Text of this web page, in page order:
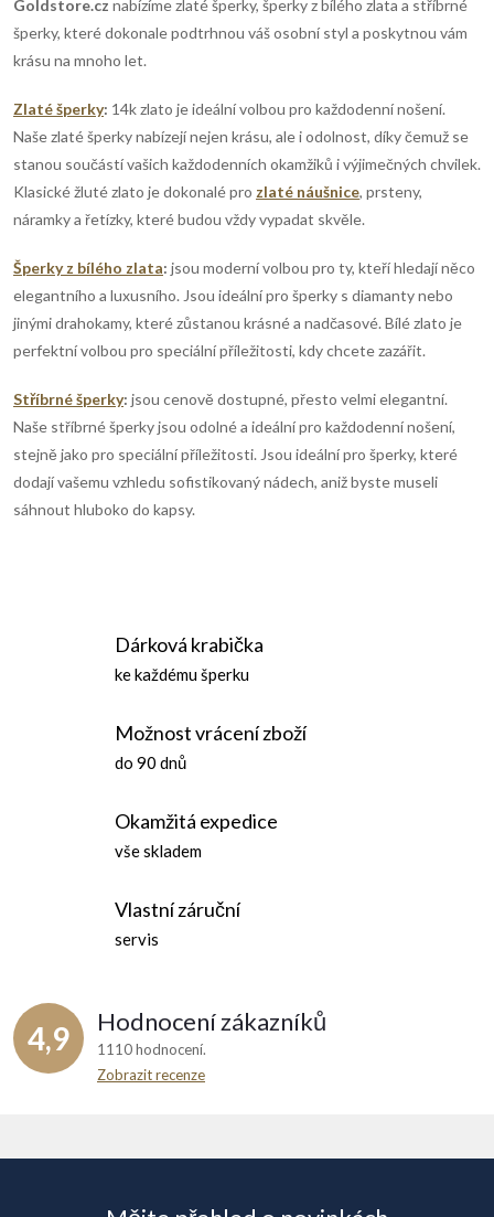
c
í
p
r
v
k
y
v
p
i
s
k
o
v
á
n
í
Goldstore.cz nabízíme zlaté šperky, šperky z bílého zlata a stříbrné
šperky, které dokonale podtrhnou váš osobní styl a poskytnou vám
krásu na mnoho let.
Zlaté šperky: 14k zlato je ideální volbou pro každodenní nošení.
Naše zlaté šperky nabízejí nejen krásu, ale i odolnost, díky čemuž se
stanou součástí vašich každodenních okamžiků i výjimečných chvilek.
Klasické žluté zlato je dokonalé pro zlaté náušnice, prsteny,
náramky a řetízky, které budou vždy vypadat skvěle.
Šperky z bílého zlata: jsou moderní volbou pro ty, kteří hledají něco
elegantního a luxusního. Jsou ideální pro šperky s diamanty nebo
jinými drahokamy, které zůstanou krásné a nadčasové. Bílé zlato je
perfektní volbou pro speciální příležitosti, kdy chcete zazářit.
Stříbrné šperky: jsou cenově dostupné, přesto velmi elegantní.
Naše stříbrné šperky jsou odolné a ideální pro každodenní nošení,
stejně jako pro speciální příležitosti. Jsou ideální pro šperky, které
dodají vašemu vzhledu sofistikovaný nádech, aniž byste museli
sáhnout hluboko do kapsy.
Dárková krabička
ke každému šperku
Možnost vrácení zboží
do 90 dnů
Okamžitá expedice
vše skladem
Vlastní záruční
servis
4,9 Hodnocení zákazníků
1110 hodnocení
Zobrazit recenze